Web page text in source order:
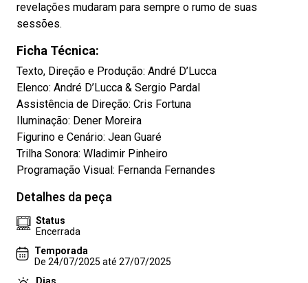
revelações mudaram para sempre o rumo de suas
sessões.
Ficha Técnica:
Texto, Direção e Produção: André D’Lucca
Elenco: André D’Lucca & Sergio Pardal
Assistência de Direção: Cris Fortuna
Iluminação: Dener Moreira
Figurino e Cenário: Jean Guaré
Trilha Sonora: Wladimir Pinheiro
Programação Visual: Fernanda Fernandes
Detalhes da peça
Status
Encerrada
Temporada
De 24/07/2025 até 27/07/2025